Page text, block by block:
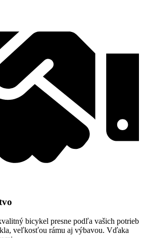
bicykel presne podľa vašich potrieb
veľkosťou rámu aj výbavou. Vďaka